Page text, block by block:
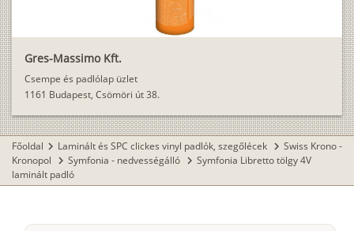
Gres-Massimo Kft.
Csempe és padlólap üzlet
1161 Budapest, Csömöri út 38.
Főoldal chevron_right Laminált és SPC clickes vinyl padlók, szegőlécek chevron_right Swiss Krono -
Kronopol chevron_right Symfonia - nedvességálló chevron_right Symfonia Libretto tölgy 4V
laminált padló